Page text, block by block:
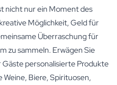
nicht nur ein Moment des
Möglichkeit, Geld für
Überraschung für
zu sammeln. Erwägen Sie
personalisierte Produkte
Weine, Biere,Spirituosen,